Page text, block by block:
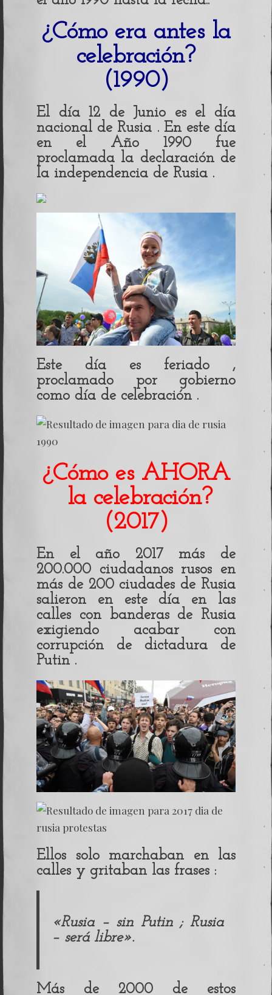
¿Cómo era antes la
celebración?
(1990)
El día 12 de Junio es el día
nacional de Rusia . En este día
en el Año 1990 fue
proclamada la declaración de
la independencia de Rusia .
Este día es feriado ,
proclamado por gobierno
como día de celebración .
¿Cómo es AHORA
la celebración?
(2017)
En el año 2017 más de
200.000 ciudadanos rusos en
más de 200 ciudades de Rusia
salieron en este día en las
calles con banderas de Rusia
exigiendo acabar con
corrupción de dictadura de
Putin .
Ellos solo marchaban en las
calles y gritaban las frases :
«Rusia – sin Putin ; Rusia
– será libre».
Más de 2000 de estos